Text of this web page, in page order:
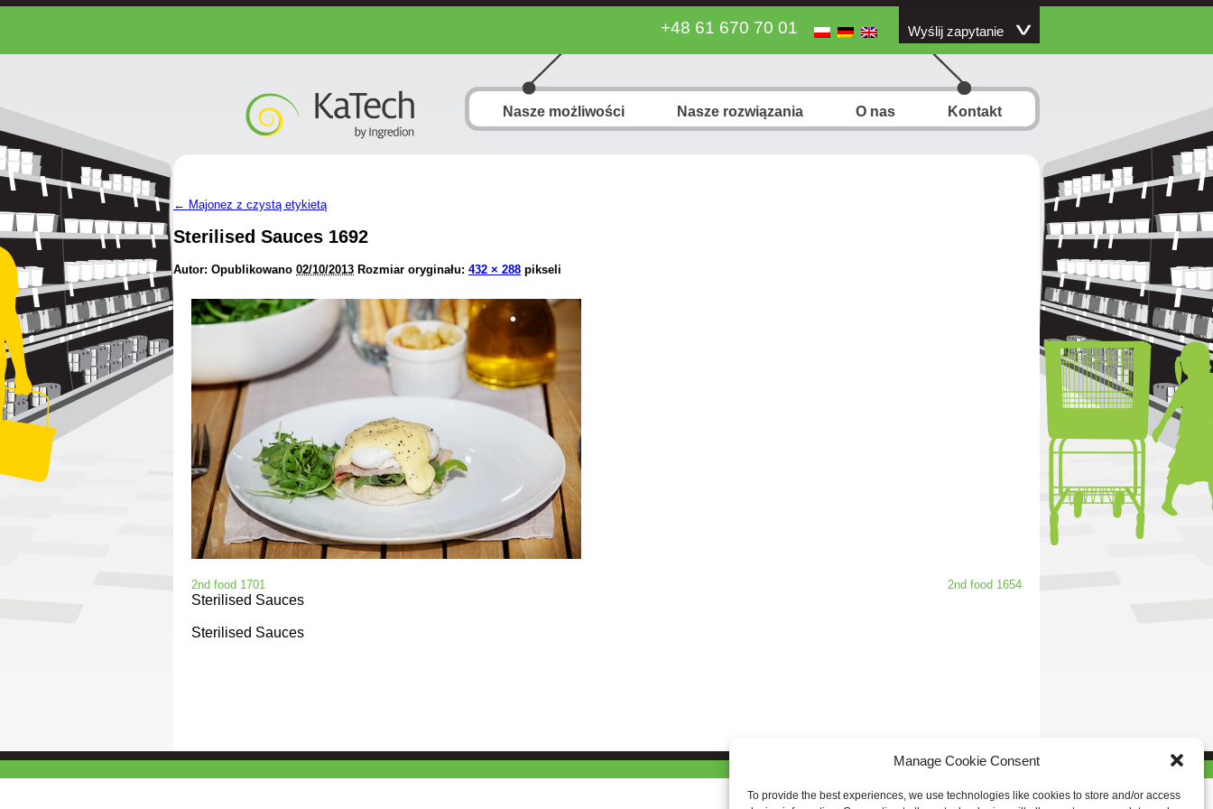
Manage Cookie Consent
To provide the best experiences, we use technologies like cookies to store and/or access
+48 61 670 70 01 Wyślij zapytanie
Nasze możliwości Nasze rozwiązania O nas Kontakt
← Majonez z czystą etykietą
Sterilised Sauces 1692
Autor: Opublikowano 02/10/2013 Rozmiar oryginału: 432 × 288 pikseli
2nd food 1701 2nd food 1654
Sterilised Sauces
Sterilised Sauces